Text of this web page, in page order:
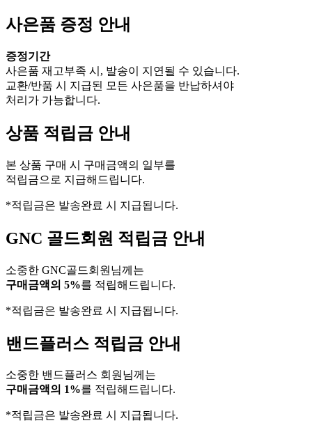
사은품 증정 안내
증정기간
사은품 재고부족 시, 발송이 지연될 수 있습니다.
교환/반품 시 지급된 모든 사은품을 반납하셔야
처리가 가능합니다.
상품 적립금 안내
본 상품 구매 시 구매금액의 일부를
적립금으로 지급해드립니다.
*적립금은 발송완료 시 지급됩니다.
GNC 골드회원 적립금 안내
소중한 GNC골드회원님께는
구매금액의 5%를 적립해드립니다.
*적립금은 발송완료 시 지급됩니다.
밴드플러스 적립금 안내
소중한 밴드플러스 회원님께는
구매금액의 1%를 적립해드립니다.
*적립금은 발송완료 시 지급됩니다.